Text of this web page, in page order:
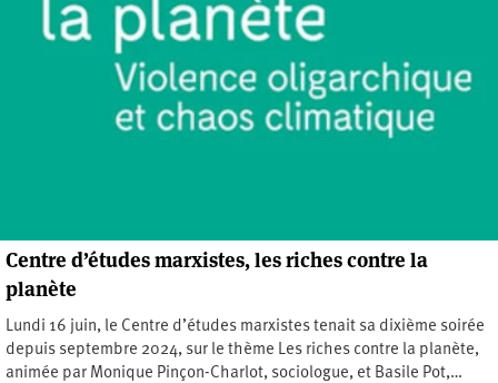
Centre d’études marxistes, les riches contre la
planète
Lundi 16 juin, le Centre d’études marxistes tenait sa dixième soirée
depuis septembre 2024, sur le thème Les riches contre la planète,
animée par Monique Pinçon-Charlot, sociologue, et Basile Pot,…